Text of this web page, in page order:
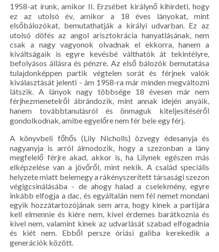
1958-at írunk, amikor II. Erzsébet királynő kihirdeti, hogy
ez az utolsó év, amikor a 18 éves lányokat, mint
elsőbálozókat, bemutathatják a királyi udvarban. Ez az
utolsó döfés az angol arisztokrácia hanyatlásának, nem
csak a nagy vagyonok olvadnak el ekkorra, hanem a
kiváltságaik is egyre kevésbé válthatók át tekintélyre,
befolyásos állásra és pénzre. Az első bálozók bemutatása
tulajdonképpen partik végtelen sorát és férjnek valók
kiválasztását jelenti - ám 1958-ra már minden megváltozni
látszik. A lányok nagy többsége 18 évesen már nem
férjhezmenetelről ábrándozik, mint annak idején anyáik,
hanem továbbtanulásról és önmaguk kiteljesítéséről
gondolkodnak, amibe egyelőre nem fér bele egy férj.
A könyvbeli főhős (Lily Nicholls) özvegy édesanyja és
nagyanyja is arról álmodozik, hogy a szezonban a lány
megfelelő férjre akad, akkor is, ha Lilynek egészen más
elképzelése van a jövőről, mint nekik. A család speciális
helyzete miatt belemegy a rákényszerített társasági szezon
végigcsinálásába - de ahogy halad a cselekmény, egyre
inkább elfogja a dac, és egyáltalán nem fél nemet mondani
egyik hozzátartozójának sem arra, hogy kinek a partijára
kell elmennie és kiére nem, kivel érdemes barátkoznia és
kivel nem, valamint kinek az udvarlását szabad elfogadnia
és kiét nem. Ebből persze óriási galiba kerekedik a
generációk között.